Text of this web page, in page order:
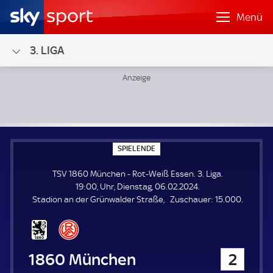
Menü
3. LIGA
SPIELENDE
P
E
L
E
N
TSV 1860 München - Rot-Weiß Essen. 3. Liga.
19:00, Uhr, Dienstag, 06.02.2024.
Stadion an der Grünwalder Straße
Zuschauer: Z
15.000.
TSV 1860 München 2